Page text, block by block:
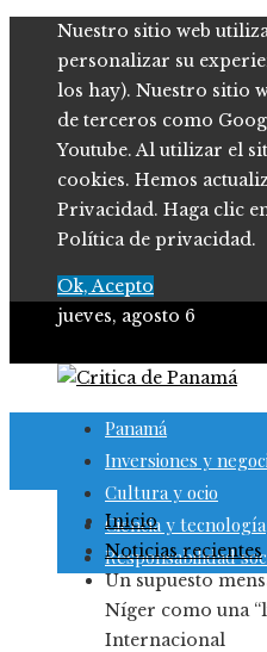
Nuestro sitio web
personalizar su
los hay). Nuestro sitio
de terceros como
Youtube. Al utilizar el
cookies. Hemos
Privacidad. Haga clic
Política de privacidad.
Ok, Acepto
jueves, agosto 6
Panamá
Inversiones y
Cultura y ocio
Ciencia y tecnología
Responsabilidad
Inicio
Noticias recientes
Un supuesto
Níger como una
Internacional